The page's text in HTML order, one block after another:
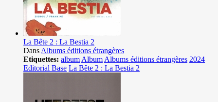
La Bête 2 : La Bestia 2
Dans Albums éditions étrangères
Etiquettes: album Album Albums éditions étrangères 2024
Editorial Base La Bête 2 : La Bestia 2